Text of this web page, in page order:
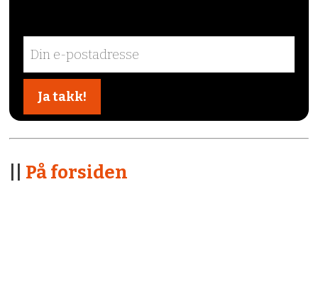
På forsiden